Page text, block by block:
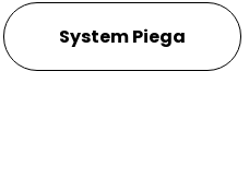
System Piega